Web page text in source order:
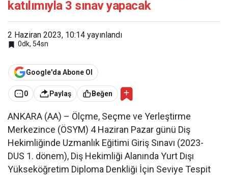
katılımıyla 3 sınav yapacak
2 Haziran 2023, 10:14 yayınlandı
0dk, 54sn
Google'da Abone Ol
0 Paylaş Beğen
ANKARA (AA) – Ölçme, Seçme ve Yerleştirme
Merkezince (ÖSYM) 4 Haziran Pazar günü Diş
Hekimliğinde Uzmanlık Eğitimi Giriş Sınavı (2023-
DUS 1. dönem), Diş Hekimliği Alanında Yurt Dışı
Yükseköğretim Diploma Denkliği İçin Seviye Tespit